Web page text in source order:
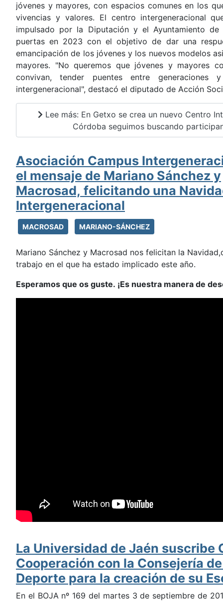
jóvenes y mayores, con espacios comunes en los
vivencias y valores. El centro intergeneracional
impulsado por la Diputación y el Ayuntamiento
puertas en 2023 con el objetivo de dar una
emancipación de los jóvenes y los nuevos modelos
mayores. "No queremos que jóvenes y mayores
convivan, tender puentes entre generaciones
intergeneracional", destacó el diputado de Acción
Lee más: En Getxo se crea un nuevo Centro
Córdoba seguimos buscando
Asociación Campus
el mensaje de Mariano Sánchez y
Macrosad, felicitando una
Intergeneracional
MACROSAD MARIANO-SÁNCHEZ
Mariano Sánchez y Macrosad nos felicitan la
trabajo en el que ha estado implicado este año.
Esperamos que os guste. ¡Es nuestra manera de
La Universidad de Jaén suscribe
Cooperación con la Consejería
Deporte para la creación de su
En el BOJA nº 169 del martes 3 de septiembre de